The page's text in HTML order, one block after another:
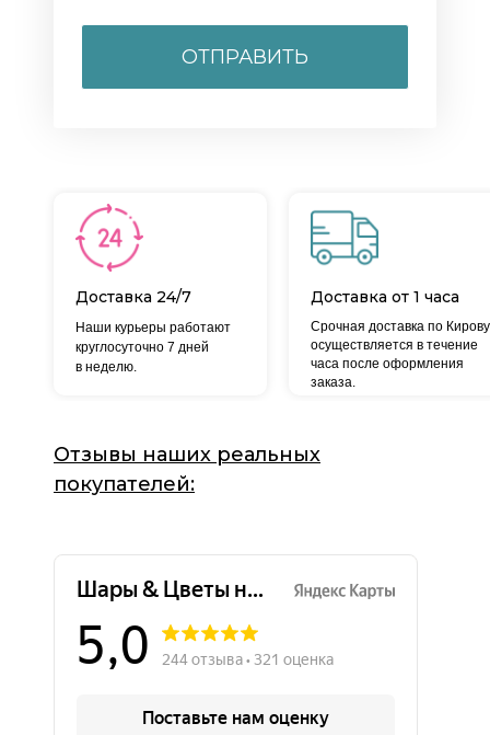
ОТПРАВИТЬ
Доставка 24/7
Срочная доставка по Кирову
осуществляется в течение
часа после оформления
заказа.
Наши курьеры работают
круглосуточно 7 дней
в неделю.
Доставка от 1 часа
Отзывы наших реальных
покупателей: